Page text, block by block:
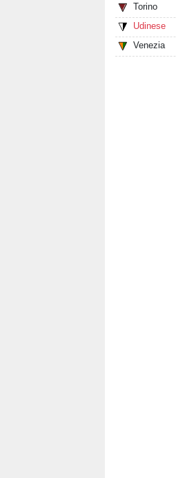
Torino
Udinese
Venezia